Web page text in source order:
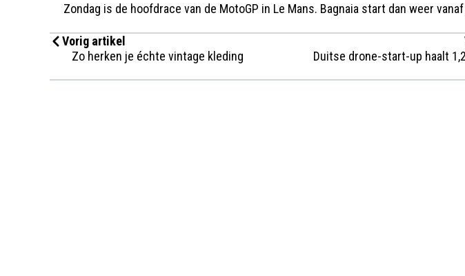
Zondag is de hoofdrace van de MotoGP in Le Mans. Bagnaia start dan weer
Vorig artikel
Zo herken je échte vintage kleding
Duitse drone-start-up haalt